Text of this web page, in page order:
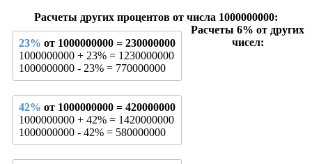
Расчеты других процентов от числа 1000000000:
23% от 1000000000 = 230000000
1000000000 + 23% = 1230000000
1000000000 - 23% = 770000000
42% от 1000000000 = 420000000
1000000000 + 42% = 1420000000
1000000000 - 42% = 580000000
Расчеты 6% от других
чисел: